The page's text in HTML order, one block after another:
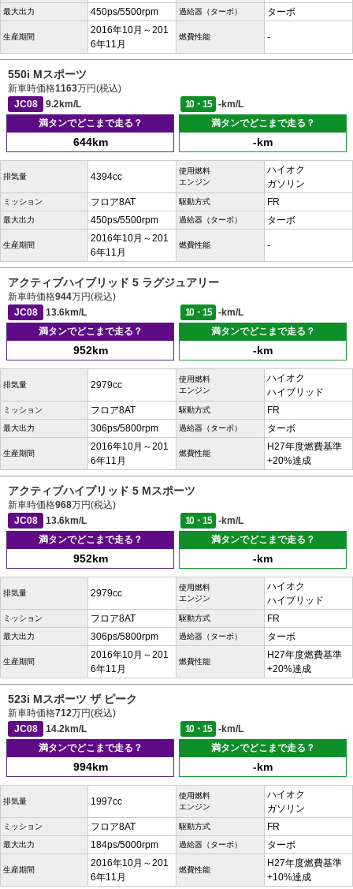
最大出力 450ps/5500rpm 過給器（ターボ） ターボ
生産期間
2016年10月～201
6年11月
燃費性能 -
550i Mスポーツ
新車時価格1163万円(税込)
JC08
9.2km/L 10・15
-km/L
満タンでどこまで走る？
644km
満タンでどこまで走る？
-km
排気量 4394cc
使用燃料
エンジン
ハイオク
ガソリン
ミッション フロア8AT 駆動方式 FR
最大出力 450ps/5500rpm 過給器（ターボ） ターボ
生産期間
2016年10月～201
6年11月
燃費性能 -
アクティブハイブリッド 5 ラグジュアリー
新車時価格944万円(税込)
JC08
13.6km/L 10・15
-km/L
満タンでどこまで走る？
952km
満タンでどこまで走る？
-km
排気量 2979cc
使用燃料
エンジン
ハイオク
ハイブリッド
ミッション フロア8AT 駆動方式 FR
最大出力 306ps/5800rpm 過給器（ターボ） ターボ
生産期間
2016年10月～201
6年11月
燃費性能
H27年度燃費基準
+20%達成
アクティブハイブリッド 5 Mスポーツ
新車時価格968万円(税込)
JC08
13.6km/L 10・15
-km/L
満タンでどこまで走る？
952km
満タンでどこまで走る？
-km
排気量 2979cc
使用燃料
エンジン
ハイオク
ハイブリッド
ミッション フロア8AT 駆動方式 FR
最大出力 306ps/5800rpm 過給器（ターボ） ターボ
生産期間
2016年10月～201
6年11月
燃費性能
H27年度燃費基準
+20%達成
523i Mスポーツ ザ ピーク
新車時価格712万円(税込)
JC08
14.2km/L 10・15
-km/L
満タンでどこまで走る？
994km
満タンでどこまで走る？
-km
排気量 1997cc
使用燃料
エンジン
ハイオク
ガソリン
ミッション フロア8AT 駆動方式 FR
最大出力 184ps/5000rpm 過給器（ターボ） ターボ
生産期間
2016年10月～201
6年11月
燃費性能
H27年度燃費基準
+10%達成